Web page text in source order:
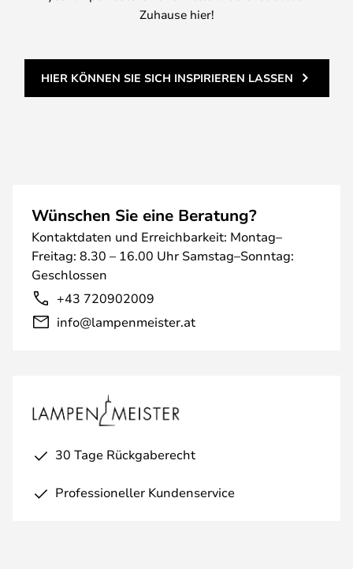
Zuhause hier!
HIER KÖNNEN SIE SICH INSPIRIEREN LASSEN
Wünschen Sie eine Beratung?
Kontaktdaten und Erreichbarkeit: Montag–
Freitag: 8.30 – 16.00 Uhr Samstag–Sonntag:
Geschlossen
+43 720902009
info@lampenmeister.at
30 Tage Rückgaberecht
Professioneller Kundenservice